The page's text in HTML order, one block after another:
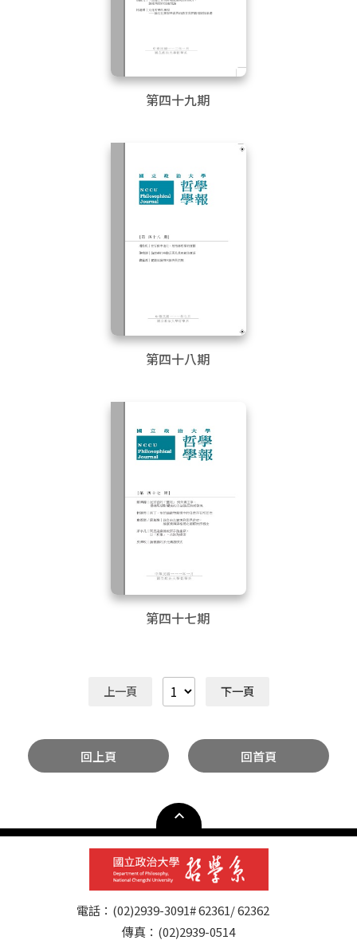
第四十九期
第四十八期
第四十七期
上一頁 下一頁
回上頁 回首頁
電話：(02)2939-3091# 62361/ 62362
傳真：(02)2939-0514